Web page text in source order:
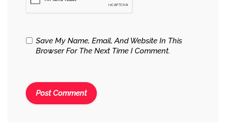
Save My Name, Email, And Website In This
Browser For The Next Time I Comment.